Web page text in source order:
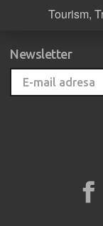
Tourism,
Newsletter